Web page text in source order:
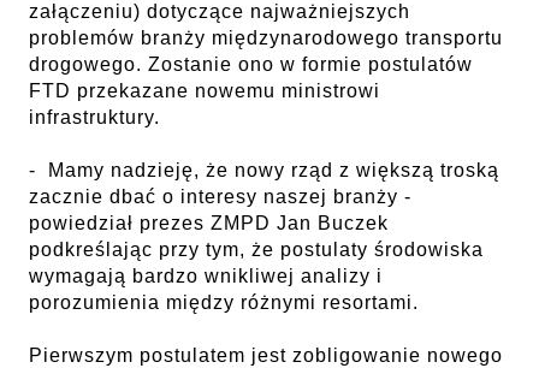
załączeniu) dotyczące najważniejszych
problemów branży międzynarodowego transportu
drogowego. Zostanie ono w formie postulatów
FTD przekazane nowemu ministrowi
infrastruktury.
- Mamy nadzieję, że nowy rząd z większą troską
zacznie dbać o interesy naszej branży -
powiedział prezes ZMPD Jan Buczek
podkreślając przy tym, że postulaty środowiska
wymagają bardzo wnikliwej analizy i
porozumienia między różnymi resortami.
Pierwszym postulatem jest zobligowanie nowego